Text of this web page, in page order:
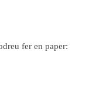
fer en paper: